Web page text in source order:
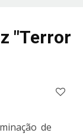
"Terror
de